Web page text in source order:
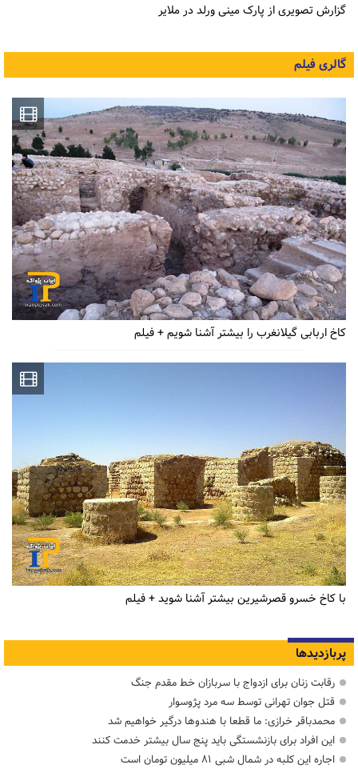
گزارش تصویری از پارک مینی ورلد در ملایر
گالری فیلم
کاخ اربابی گیلانغرب را بیشتر آشنا شویم + فیلم
با کاخ خسرو قصرشیرین بیشتر آشنا شوید + فیلم
پربازدیدها
رقابت زنان برای ازدواج با سربازان خط مقدم جنگ
قتل جوان تهرانی توسط سه مرد پژوسوار
محمدباقر خرازی: ما قطعا با هندوها درگیر خواهیم شد
این افراد برای بازنشستگی باید پنج سال بیشتر خدمت کنند
اجاره این کلبه در شمال شبی ۸۱ میلیون تومان است